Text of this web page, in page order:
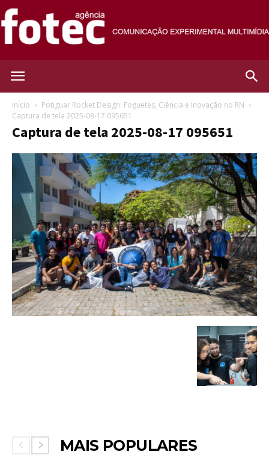
Fotec
Início
Potiguar Rocket Design: Foguetes, Ciência e Inovação no RN
Captura de tela 2025-08-17 095651
Captura de tela 2025-08-17 095651
MAIS POPULARES